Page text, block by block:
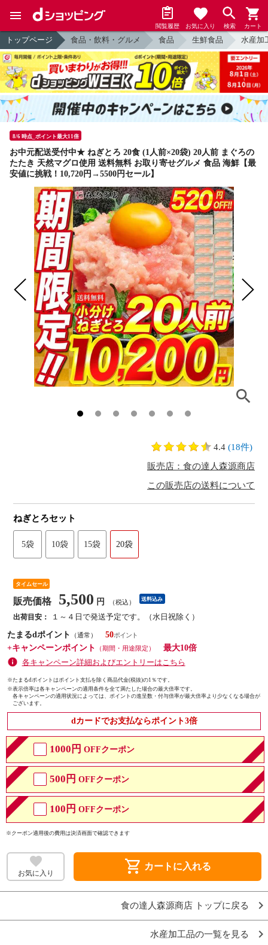
閲覧履歴 お気に入り 検索 カート
トップページ 食品・飲料・グルメ 食品 生鮮食品 水産加
8/6 時点_ポイント最大11倍
お中元配送受付中★ ねぎとろ 20食 (1人前×20袋) 20人前 まぐろの
たたき 天然マグロ使用 送料無料 お取り寄せグルメ 食品 海鮮【最
安値に挑戦！10,720円→5500円セール】
4.4 (18件)
販売店：食の達人森源商店
この販売店の送料について
ねぎとろセット
5袋 10袋 15袋 20袋
タイムセール
販売価格 5,500 円 （税込） 送料込み
出荷目安：
１～４日で発送予定です。（水日祝除く）
たまるdポイント
（通常）
50
+キャンペーンポイント
（期間・用途限定）
最大10倍
各キャンペーン詳細およびエントリーはこちら
※たまるdポイントはポイント支払を除く商品代金(税抜)の1％です。
※表示倍率は各キャンペーンの適用条件を全て満たした場合の最大倍率です。
各キャンペーンの適用状況によっては、ポイントの進呈数・付与倍率が最大倍率より少なくなる場合が
ございます。
dカードでお支払ならポイント3倍
1000円 OFFクーポン
500円 OFFクーポン
100円 OFFクーポン
※クーポン適用後の費用は決済画面で確認できます
お気に入り shopping_cart カートに入れる
食の達人森源商店 トップに戻る
水産加工品の一覧を見る